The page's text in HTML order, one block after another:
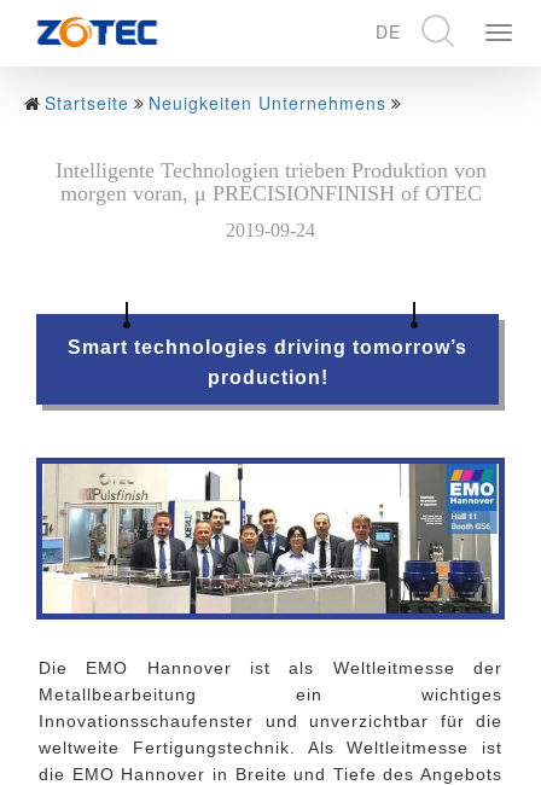
展
DE
CN
EN
Startseite Neuigkeiten Unternehmens
Intelligente Technologien trieben Produktion von
morgen voran, μ PRECISIONFINISH of OTEC
2019-09-24
Smart technologies driving tomorrow’s
production!
Die EMO Hannover ist als Weltleitmesse der
Metallbearbeitung ein wichtiges
Innovationsschaufenster und unverzichtbar für die
weltweite Fertigungstechnik. Als Weltleitmesse ist
die EMO Hannover in Breite und Tiefe des Angebots